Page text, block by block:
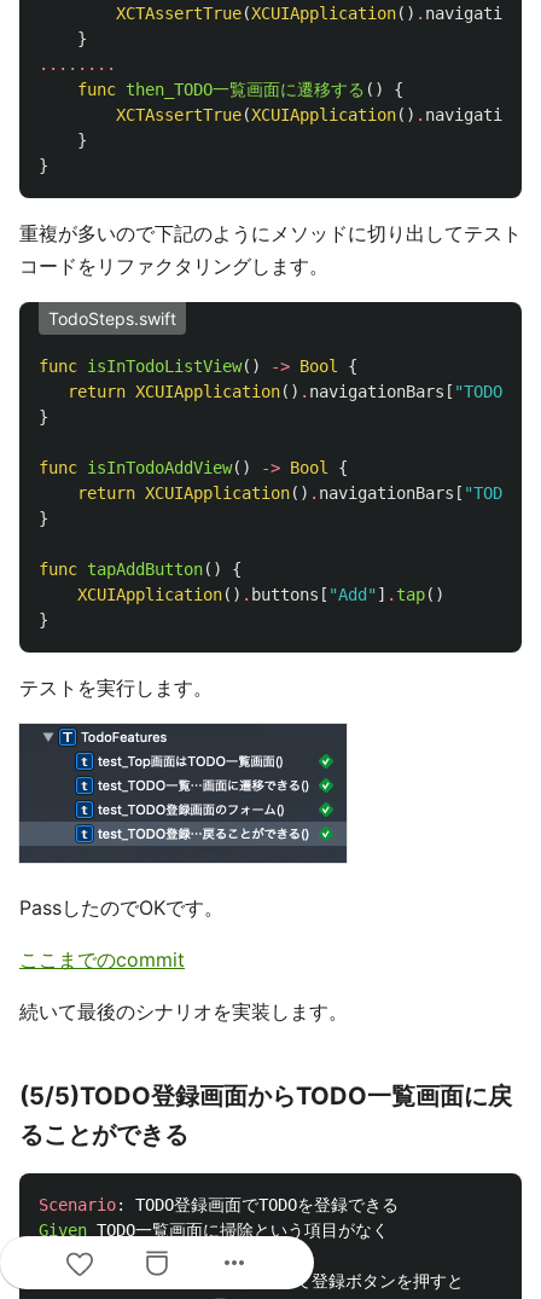
XCTAssertTrue(XCUIApplication() .
}
........
func then_TODO一覧画面に遷移する ()
{
XCTAssertTrue(XCUIApplication() .
}
}
重複が多いので下記のようにメソッドに切り出してテスト
コードをリファクタリングします。
TodoSteps.swift
func isInTodoListView() -> Bool
{
return XCUIApplication() . navigationBars [ "TODO一
}
func isInTodoAddView() -> Bool
{
return XCUIApplication() . navigationBars [ "TODO登
}
func tapAddButton()
{
XCUIApplication() . buttons [ "Add" ] . tap()
}
テストを実行します。
PassしたのでOKです。
ここまでのcommit
続いて最後のシナリオを実装します。
(5/5)TODO登録画面からTODO一覧画面に戻
ることができる
Scenario:
Given
And
When
more_horiz